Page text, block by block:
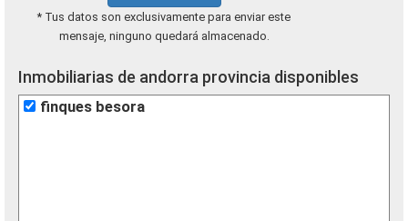
* Tus datos son exclusivamente para enviar este
mensaje, ninguno quedará almacenado.
Inmobiliarias de andorra provincia disponibles
finques besora